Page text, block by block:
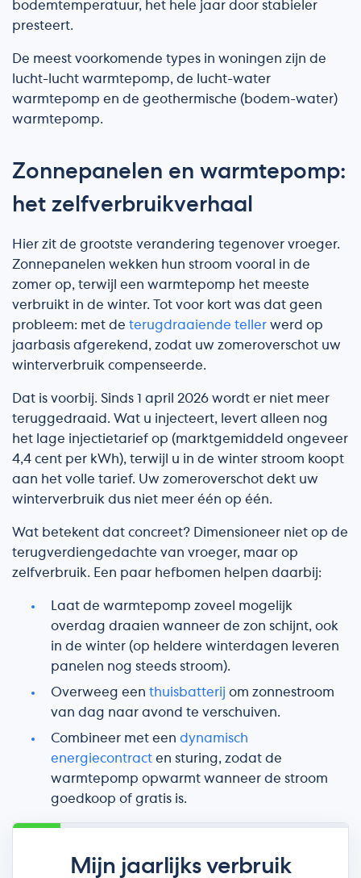
bodemtemperatuur, het hele jaar door stabieler
presteert.
De meest voorkomende types in woningen zijn de
lucht-lucht warmtepomp, de lucht-water
warmtepomp en de geothermische (bodem-water)
warmtepomp.
Zonnepanelen en warmtepomp:
het zelfverbruikverhaal
Hier zit de grootste verandering tegenover vroeger.
Zonnepanelen wekken hun stroom vooral in de
zomer op, terwijl een warmtepomp het meeste
verbruikt in de winter. Tot voor kort was dat geen
probleem: met de terugdraaiende teller werd op
jaarbasis afgerekend, zodat uw zomeroverschot uw
winterverbruik compenseerde.
Dat is voorbij. Sinds 1 april 2026 wordt er niet meer
teruggedraaid. Wat u injecteert, levert alleen nog
het lage injectietarief op (marktgemiddeld ongeveer
4,4 cent per kWh), terwijl u in de winter stroom koopt
aan het volle tarief. Uw zomeroverschot dekt uw
winterverbruik dus niet meer één op één.
Wat betekent dat concreet? Dimensioneer niet op de
terugverdiengedachte van vroeger, maar op
zelfverbruik. Een paar hefbomen helpen daarbij:
Laat de warmtepomp zoveel mogelijk
overdag draaien wanneer de zon schijnt, ook
in de winter (op heldere winterdagen leveren
panelen nog steeds stroom).
Overweeg een thuisbatterij om zonnestroom
van dag naar avond te verschuiven.
Combineer met een dynamisch
energiecontract en sturing, zodat de
warmtepomp opwarmt wanneer de stroom
goedkoop of gratis is.